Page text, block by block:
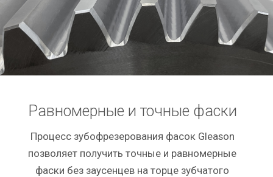
Равномерные и точные фаски
Процесс зубофрезерования фасок Gleason
позволяет получить точные и равномерные
фаски без заусенцев на торце зубчатого